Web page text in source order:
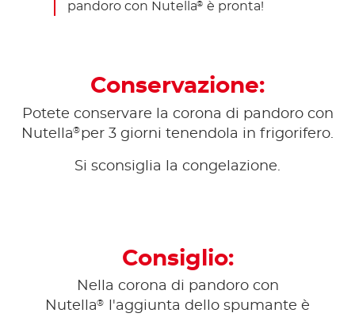
pandoro con Nutella® è pronta!
Conservazione:
Potete conservare la corona di pandoro con
Nutella®per 3 giorni tenendola in frigorifero.
Si sconsiglia la congelazione.
Consiglio:
Nella corona di pandoro con
Nutella®
l'aggiunta dello spumante è